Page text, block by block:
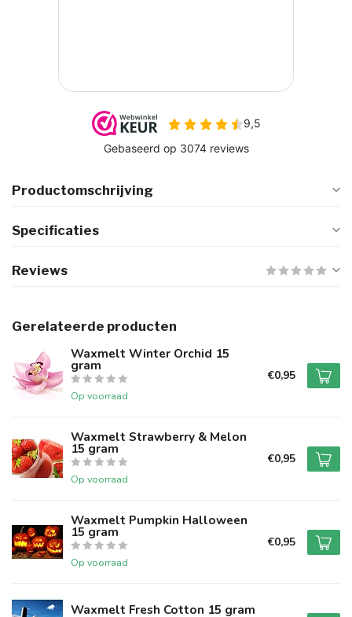
Productomschrijving
Specificaties
Reviews
Gerelateerde producten
Waxmelt Winter Orchid 15
gram
Op voorraad
€0,95
Waxmelt Strawberry & Melon
15 gram
Op voorraad
€0,95
Waxmelt Pumpkin Halloween
15 gram
Op voorraad
€0,95
Waxmelt Fresh Cotton 15 gram